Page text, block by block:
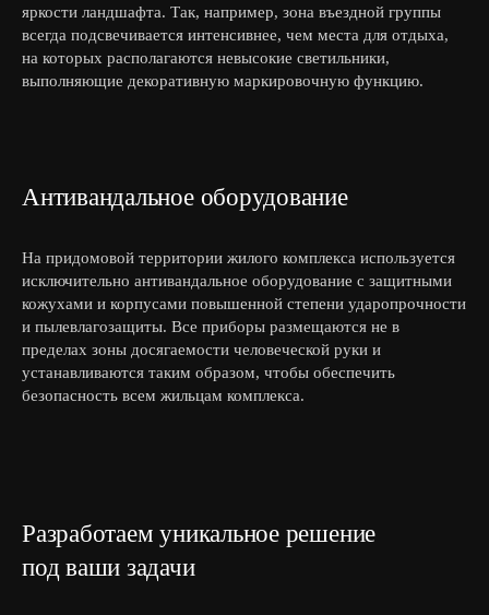
яркости ландшафта. Так, например, зона въездной группы
всегда подсвечивается интенсивнее, чем места для отдыха,
на которых располагаются невысокие светильники,
выполняющие декоративную маркировочную функцию.
Антивандальное оборудование
На придомовой территории жилого комплекса используется
исключительно антивандальное оборудование с защитными
кожухами и корпусами повышенной степени ударопрочности
и пылевлагозащиты. Все приборы размещаются не в
пределах зоны досягаемости человеческой руки и
устанавливаются таким образом, чтобы обеспечить
безопасность всем жильцам комплекса.
Разработаем уникальное решение
под ваши задачи